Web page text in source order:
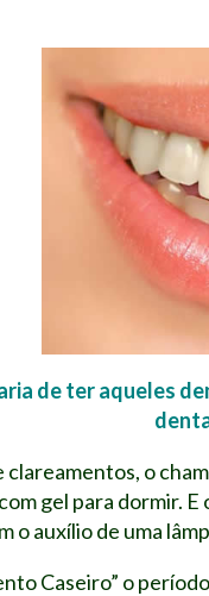
de ter aqueles
clareamentos, o
gel para dormir. E
o auxílio de uma
Caseiro” o